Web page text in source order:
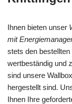
Ihnen bieten unser
mit
stets den
wertbeständig und
sind unsere
hergestellt sind.
Ihnen Ihre